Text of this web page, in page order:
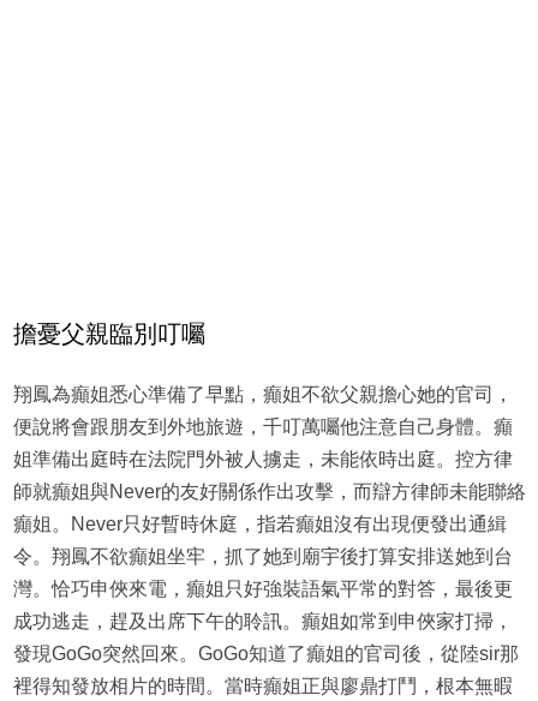
擔憂父親臨別叮囑
翔鳳為癲姐悉心準備了早點，癲姐不欲父親擔心她的官司，
便說將會跟朋友到外地旅遊，千叮萬囑他注意自己身體。癲
姐準備出庭時在法院門外被人擄走，未能依時出庭。控方律
師就癲姐與Never的友好關係作出攻擊，而辯方律師未能聯絡
癲姐。Never只好暫時休庭，指若癲姐沒有出現便發出通緝
令。翔鳳不欲癲姐坐牢，抓了她到廟宇後打算安排送她到台
灣。恰巧申俠來電，癲姐只好強裝語氣平常的對答，最後更
成功逃走，趕及出席下午的聆訊。癲姐如常到申俠家打掃，
發現GoGo突然回來。GoGo知道了癲姐的官司後，從陸sir那
裡得知發放相片的時間。當時癲姐正與廖鼎打鬥，根本無暇